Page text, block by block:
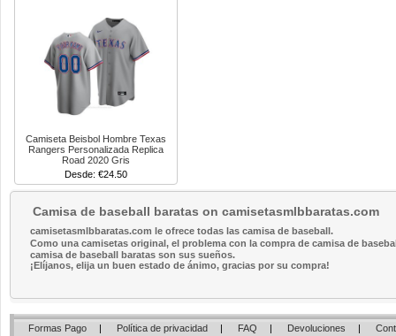
Camiseta Beisbol Hombre Texas
Rangers Personalizada Replica
Road 2020 Gris
Desde: €24.50
Camisa de baseball baratas on camisetasmlbbaratas.com
camisetasmlbbaratas.com le ofrece todas las camisa de baseball.
Como una camisetas original, el problema con la compra de camisa de
camisa de baseball baratas son sus sueños.
¡Elíjanos, elija un buen estado de ánimo, gracias por su compra!
Formas Pago | Política de privacidad | FAQ | Devoluciones |